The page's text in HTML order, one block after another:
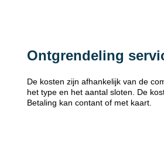
Ontgrendeling
De kosten zijn afhankelijk van de
het type en het aantal sloten. De
Betaling kan contant of met kaart.